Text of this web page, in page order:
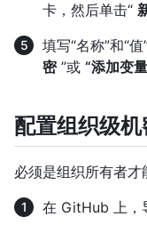
卡，然后单击“
填写“名称”和“
密”或 “添加变量
配置组织级
必须是组织所有者才
在 GitHub 上，